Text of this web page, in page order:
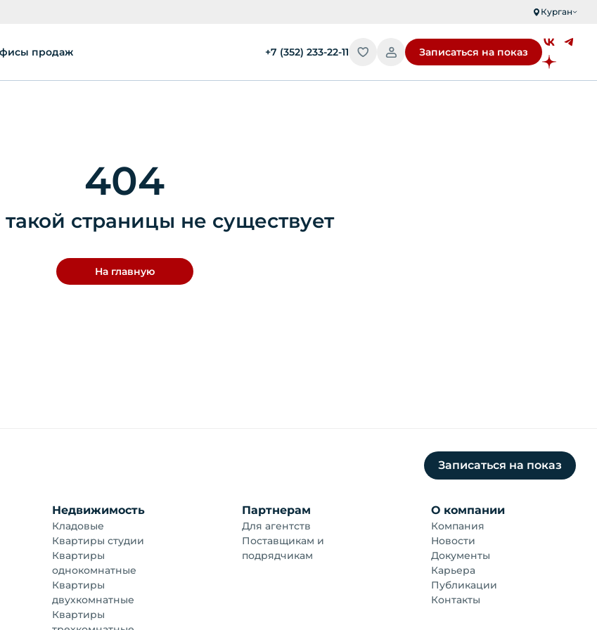
Курган
продаж +7 (352) 233-22-11 Записаться на показ
404
страницы не существует
На главную
Записаться на показ
Недвижимость
Кладовые
Квартиры студии
Квартиры
однокомнатные
Квартиры
двухкомнатные
Квартиры
Партнерам
Для агентств
Поставщикам и
подрядчикам
О компании
Компания
Новости
Документы
Карьера
Публикации
Контакты